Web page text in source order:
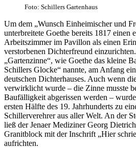
Foto: Schillers Gartenhaus
Um dem „Wunsch Einheimischer und
unterbreitete Goethe bereits 1817 einen
Arbeitszimmer im Pavillon als einen
verstorbenen Dichterfreund
„Gartenzinne“, wie Goethe das kleine
Schillers Glocke“ nannte, am Anfang
deutschen Dichterhauses. Auch wenn
verwirklicht wurde – die Zinne musste
Baufälligkeit abgerissen werden –
ersten Hälfte des 19. Jahrhunderts zu
Schillerverehrer aus aller Welt. An der
ließ der Jenaer Mediziner Georg
Granitblock mit der Inschrift „Hier
aufrichten.